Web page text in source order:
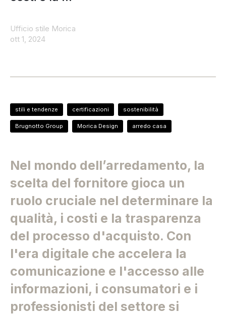
Ufficio stile Morica
ott 1, 2024
stili e tendenze certificazioni sostenibilità
Brugnotto Group Morica Design arredo casa
Nel mondo dell’arredamento, la
scelta del fornitore gioca un
ruolo cruciale nel determinare la
qualità, i costi e la trasparenza
del processo d'acquisto. Con
l'era digitale che accelera la
comunicazione e l'accesso alle
informazioni, i consumatori e i
professionisti del settore si